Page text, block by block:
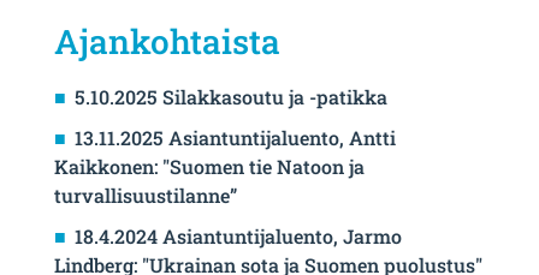
Ajankohtaista
5.10.2025 Silakkasoutu ja -patikka
13.11.2025 Asiantuntijaluento, Antti
Kaikkonen: "Suomen tie Natoon ja
turvallisuustilanne”
18.4.2024 Asiantuntijaluento, Jarmo
Lindberg: "Ukrainan sota ja Suomen puolustus"